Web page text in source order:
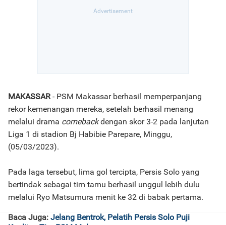
MAKASSAR- PSM Makassar berhasil memperpanjang
rekor kemenangan mereka, setelah berhasil menang
melalui drama comebackdengan skor 3-2 pada lanjutan
Liga 1 di stadion Bj Habibie Parepare, Minggu,
(05/03/2023).
Pada laga tersebut, lima gol tercipta, Persis Solo yang
bertindak sebagai tim tamu berhasil unggul lebih dulu
melalui Ryo Matsumura menit ke 32 di babak pertama.
Baca Juga: Jelang Bentrok, Pelatih Persis Solo Puji